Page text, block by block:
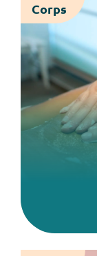
Corps